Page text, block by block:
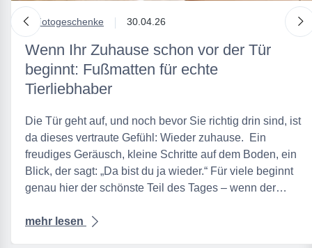
nach links
in Fotogeschenke 30.04.26
Wenn Ihr Zuhause schon vor der Tür
beginnt: Fußmatten für echte
Tierliebhaber
Die Tür geht auf, und noch bevor Sie richtig drin sind, ist
da dieses vertraute Gefühl: Wieder zuhause. Ein
freudiges Geräusch, kleine Schritte auf dem Boden, ein
Blick, der sagt: „Da bist du ja wieder.“ Für viele beginnt
genau hier der schönste Teil des Tages – wenn der…
mehr lesen